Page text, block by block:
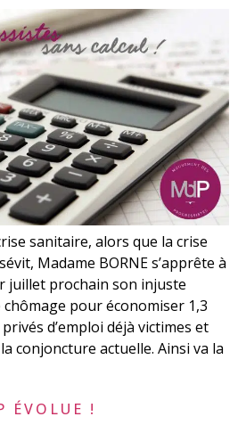
sanitaire, alors que la crise
Madame BORNE s’apprête à
juillet prochain son injuste
chômage pour économiser 1,3
d’emploi déjà victimes et
conjoncture actuelle. Ainsi va la
ÉVOLUE !